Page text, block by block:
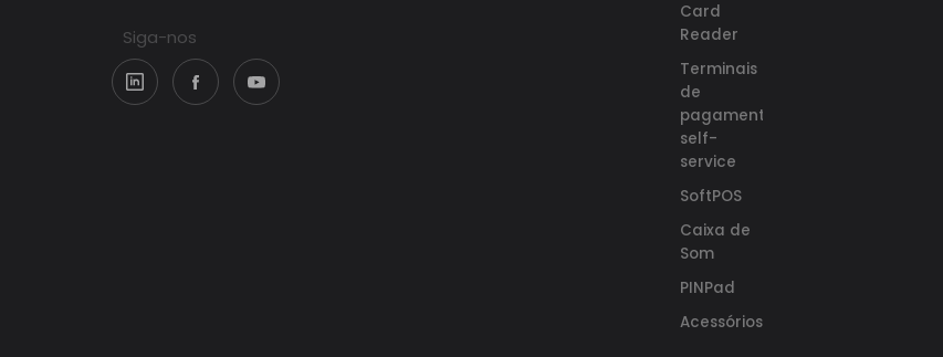
Siga-nos
Card
Reader
Terminais
de
pagamento
self-
service
SoftPOS
Caixa de
Som
PINPad
Acessórios